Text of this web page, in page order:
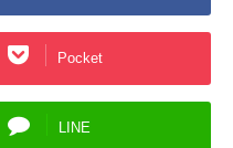
Pocket
LINE